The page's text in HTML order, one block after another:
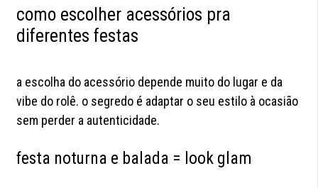
como escolher acessórios pra
diferentes festas
a escolha do acessório depende muito do lugar e da
vibe do rolê. o segredo é adaptar o seu estilo à ocasião
sem perder a autenticidade.
festa noturna e balada = look glam